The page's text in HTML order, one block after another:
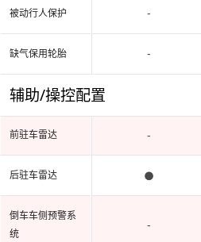
被动行人保护
缺气保用轮胎
辅助/操控配置
前驻车雷达
后驻车雷达
倒车车侧预警系
统
-
-
-
●
-